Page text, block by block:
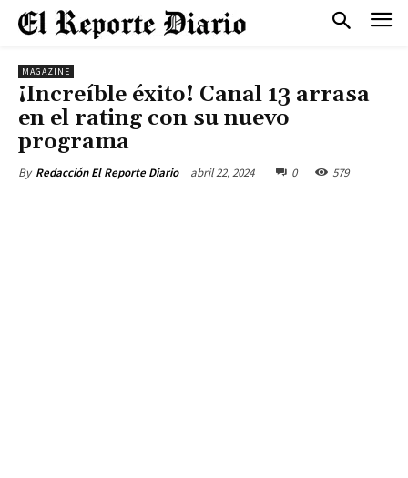
MAGAZINE
¡Increíble éxito! Canal 13 arrasa
en el rating con su nuevo
programa
By Redacción El Reporte Diario abril 22, 2024 0 579